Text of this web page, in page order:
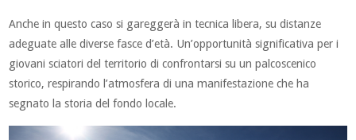
Anche in questo caso si gareggerà in tecnica libera, su distanze
adeguate alle diverse fasce d’età. Un’opportunità significativa per i
giovani sciatori del territorio di confrontarsi su un palcoscenico
storico, respirando l’atmosfera di una manifestazione che ha
segnato la storia del fondo locale.